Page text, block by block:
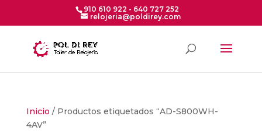
910 610 922 - 640 727 252
relojeria@poldirey.com
Inicio / Productos etiquetados “AD-S800WH-
4AV”